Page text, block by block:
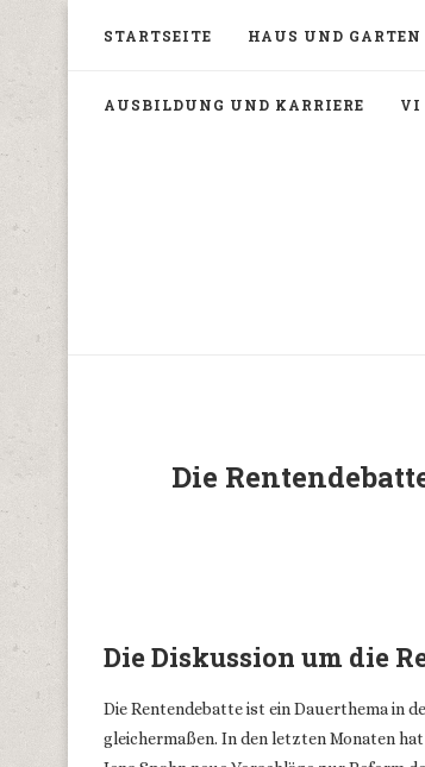
STARTSEITE HAUS UND GARTEN
AUSBILDUNG UND KARRIERE VI
Die
Die Diskussion um die
Die Rentendebatte ist ein Dauerthema in
gleichermaßen. In den letzten Monaten